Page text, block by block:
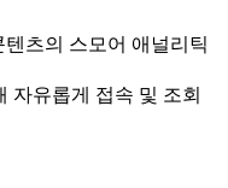
텐츠의 스모어 애널리틱
자유롭게 접속 및 조회